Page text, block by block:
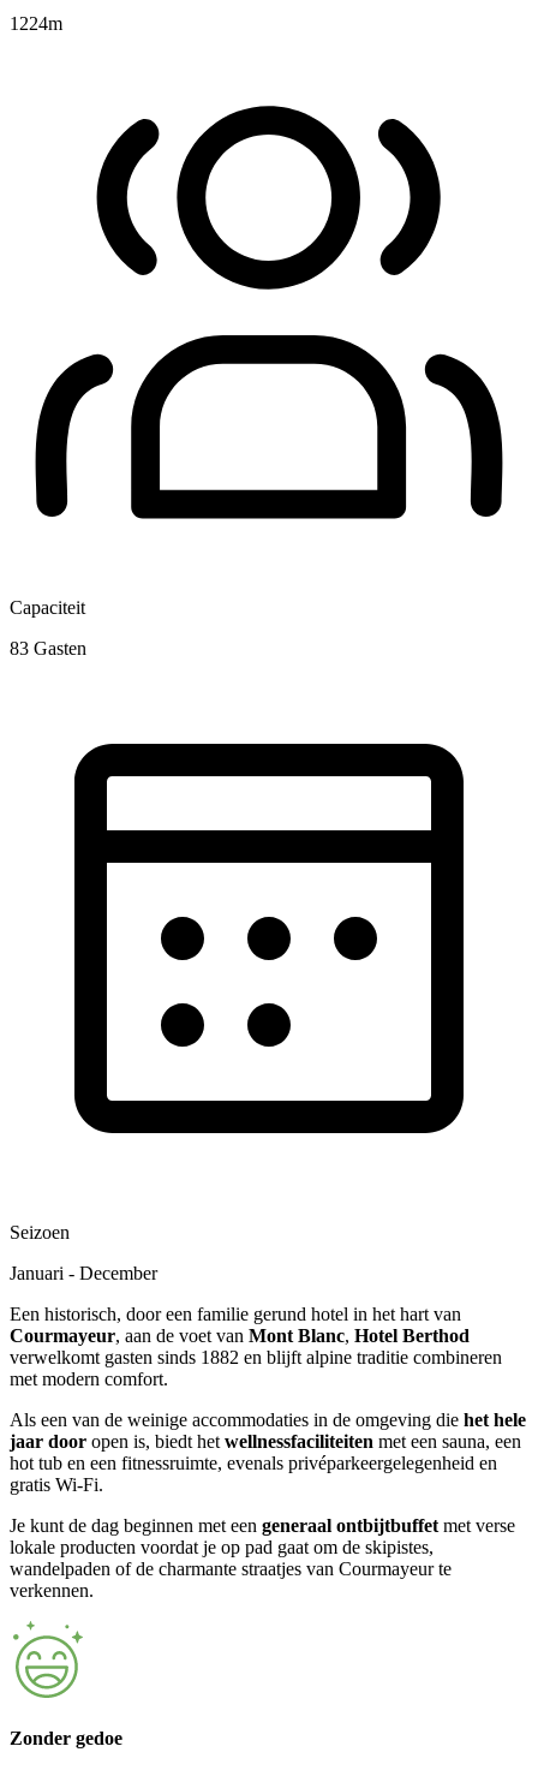
1224m
Capaciteit
83 Gasten
Seizoen
Januari - December
Een historisch, door een familie gerund hotel in het hart van
Courmayeur, aan de voet van Mont Blanc, Hotel Berthod
verwelkomt gasten sinds 1882 en blijft alpine traditie combineren
met modern comfort.
Als een van de weinige accommodaties in de omgeving die het hele
jaar door open is, biedt het wellnessfaciliteiten met een sauna, een
hot tub en een fitnessruimte, evenals privéparkeergelegenheid en
gratis Wi-Fi.
Je kunt de dag beginnen met een generaal ontbijtbuffet met verse
lokale producten voordat je op pad gaat om de skipistes,
wandelpaden of de charmante straatjes van Courmayeur te
verkennen.
Zonder gedoe